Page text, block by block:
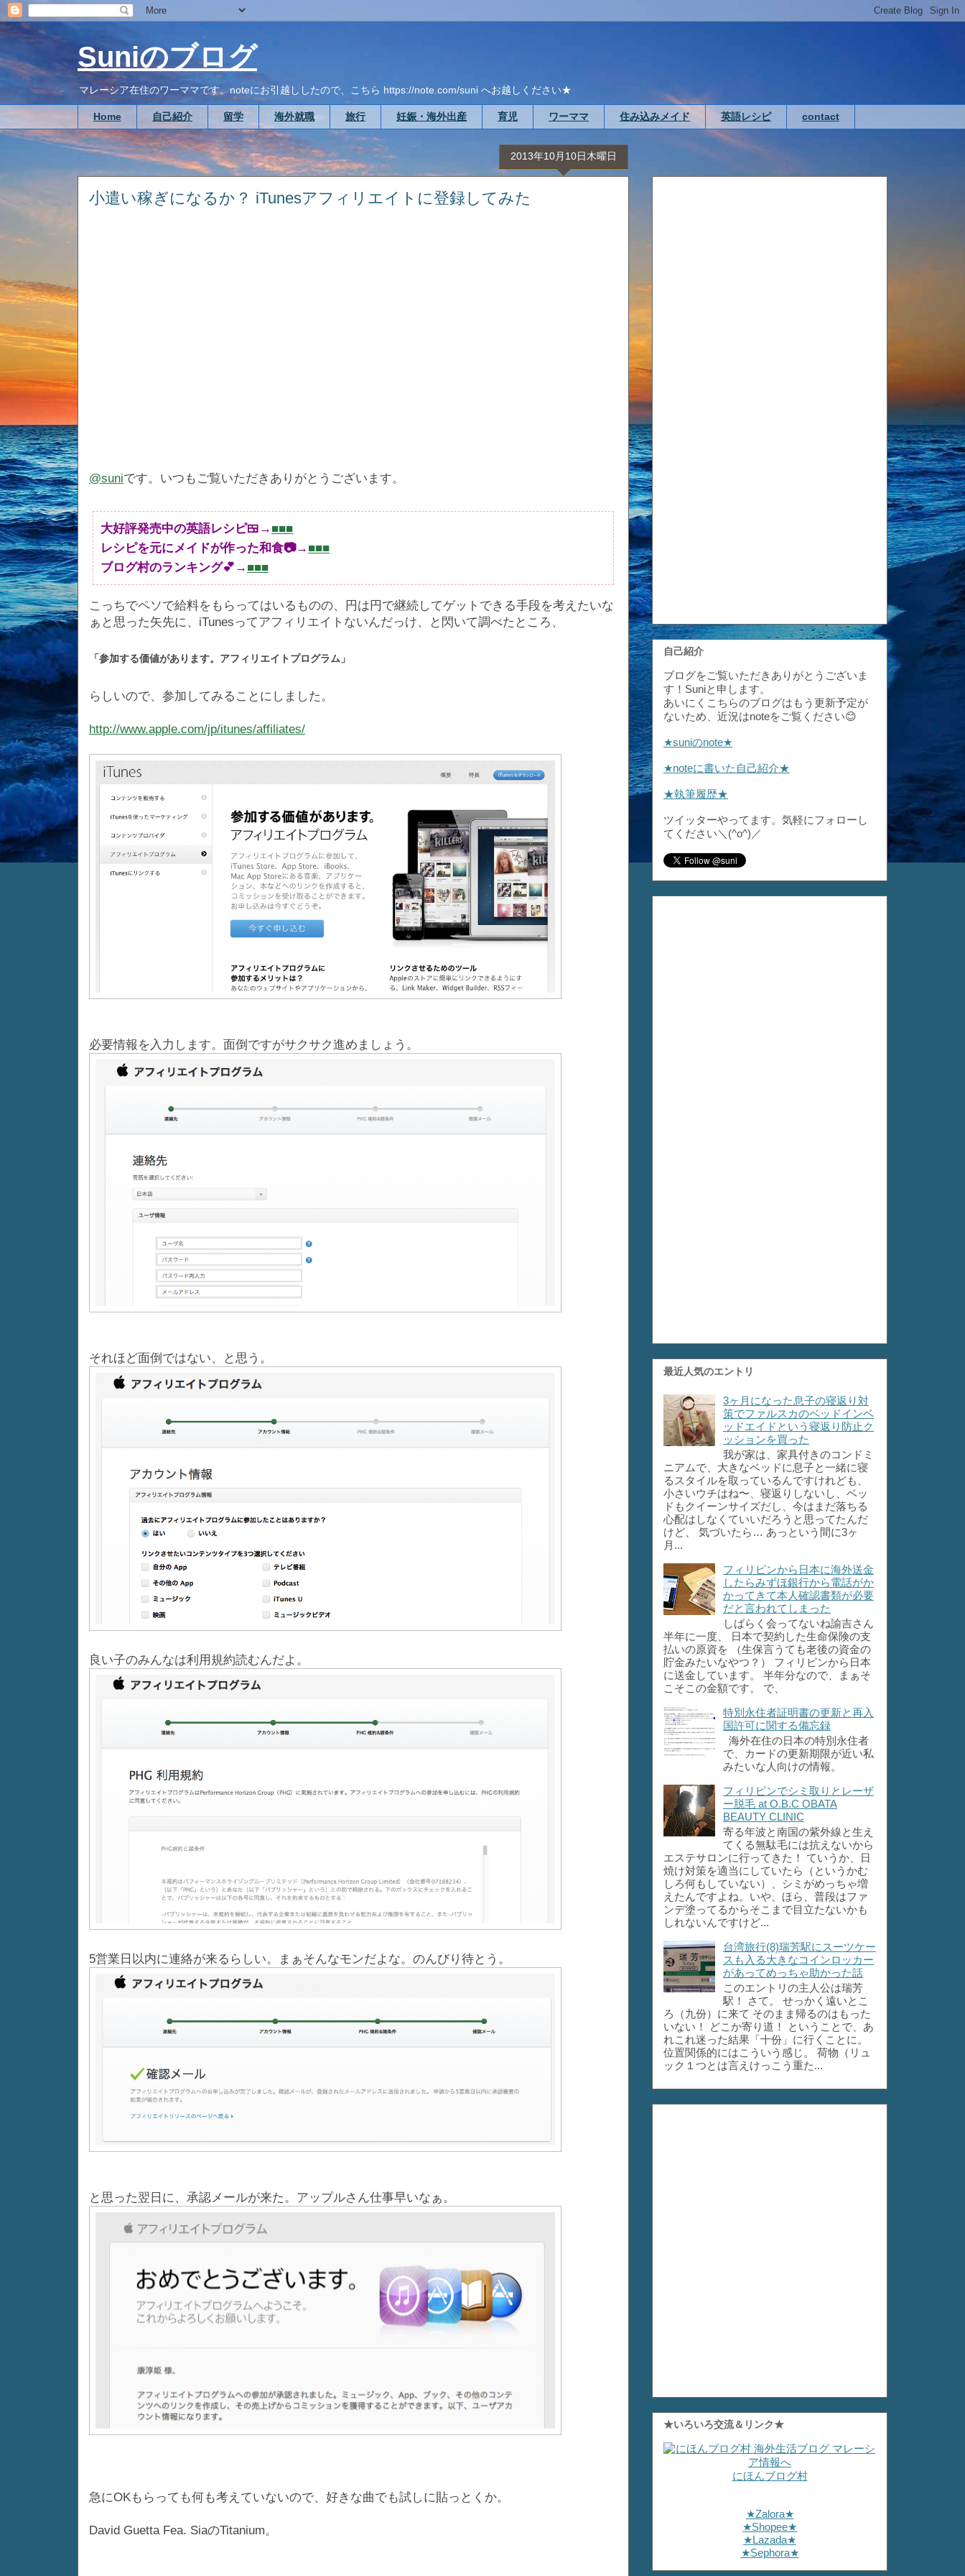
Suniのブログ
マレーシア在住のワーママです。noteにお引越ししたので、こちら https://note.com/suni へお越しください★
Home 自己紹介 留学 海外就職 旅行 妊娠・海外出産 育児 ワーママ 住み込みメイド 英語レシピ contact
2013年10月10日木曜日
小遣い稼ぎになるか？ iTunesアフィリエイトに登録してみた
@suniです。いつもご覧いただきありがとうございます。
大好評発売中の英語レシピ🍱→ ■■■
レシピを元にメイドが作った和食📷→ ■■■
ブログ村のランキング💕→ ■■■
こっちでペソで給料をもらってはいるものの、円は円で継続してゲットできる手段を考えたいな
ぁと思った矢先に、iTunesってアフィリエイトないんだっけ、と閃いて調べたところ、
「参加する価値があります。アフィリエイトプログラム」
らしいので、参加してみることにしました。
http://www.apple.com/jp/itunes/affiliates/
必要情報を入力します。面倒ですがサクサク進めましょう。
それほど面倒ではない、と思う。
良い子のみんなは利用規約読むんだよ。
5営業日以内に連絡が来るらしい。まぁそんなモンだよな。のんびり待とう。
と思った翌日に、承認メールが来た。アップルさん仕事早いなぁ。
急にOKもらっても何も考えていないので、好きな曲でも試しに貼っとくか。
David Guetta Fea. SiaのTitanium。
自己紹介
ブログをご覧いただきありがとうございま
す！Suniと申します。
あいにくこちらのブログはもう更新予定が
ないため、近況はnoteをご覧ください😊
★suniのnote★
★noteに書いた自己紹介★
★執筆履歴★
ツイッターやってます。気軽にフォローし
てください＼(^o^)／
最近人気のエントリ
3ヶ月になった息子の寝返り対
策でファルスカのベッドインベ
ッドエイドという寝返り防止ク
ッションを買った
我が家は、家具付きのコンドミ
ニアムで、大きなベッドに息子と一緒に寝
るスタイルを取っているんですけれども、
小さいウチはね〜、寝返りしないし、ベッ
ドもクイーンサイズだし、今はまだ落ちる
心配はしなくていいだろうと思ってたんだ
けど、 気づいたら… あっという間に3ヶ
月...
フィリピンから日本に海外送金
したらみずほ銀行から電話がか
かってきて本人確認書類が必要
だと言われてしまった
しばらく会ってないね諭吉さん
半年に一度、 日本で契約した生命保険の支
払いの原資を （生保言うても老後の資金の
貯金みたいなやつ？） フィリピンから日本
に送金しています。 半年分なので、まぁそ
こそこの金額です。 で、
特別永住者証明書の更新と再入
国許可に関する備忘録
海外在住の日本の特別永住者
で、カードの更新期限が近い私
みたいな人向けの情報。
フィリピンでシミ取りとレーザ
ー脱毛 at O.B.C OBATA
BEAUTY CLINIC
寄る年波と南国の紫外線と生え
てくる無駄毛には抗えないから
エステサロンに行ってきた！ ていうか、日
焼け対策を適当にしていたら（というかむ
しろ何もしていない）、シミがめっちゃ増
えたんですよね。いや、ほら、普段はファ
ンデ塗ってるからそこまで目立たないかも
しれないんですけど...
台湾旅行(8)瑞芳駅にスーツケー
スも入る大きなコインロッカー
があってめっちゃ助かった話
このエントリの主人公は瑞芳
駅！ さて。 せっかく遠いとこ
ろ（九份）に来て そのまま帰るのはもった
いない！ どこか寄り道！ ということで、あ
れこれ迷った結果「十份」に行くことに。
位置関係的にはこういう感じ。 荷物（リュ
ック１つとは言えけっこう重た...
★いろいろ交流＆リンク★
にほんブログ村
★Zalora★
★Shopee★
★Lazada★
★Sephora★